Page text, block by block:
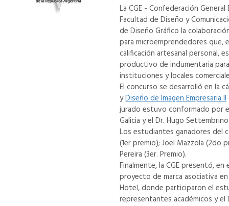
La CGE - Confederación
Facultad de Diseño y
de Diseño Gráfico la
para microemprendedores que,
calificación artesanal personal,
productivo de indumentaria
instituciones y locales
El concurso se desarrolló en la
yDiseño de Imagen Empresaria II
jurado estuvo conformado por
Galicia y el Dr. Hugo
Los estudiantes ganadores del
(1er premio); Joel Mazzola (2do
Pereira (3er. Premio).
Finalmente, la CGE presentó,
proyecto de marca asociativa
Hotel, donde participaron el
representantes académicos y el